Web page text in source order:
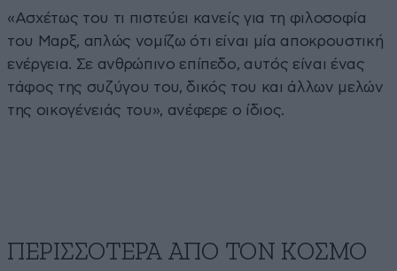
«Ασχέτως του τι πιστεύει κανείς για τη φιλοσοφία
του Μαρξ, απλώς νομίζω ότι είναι μία αποκρουστική
ενέργεια. Σε ανθρώπινο επίπεδο, αυτός είναι ένας
τάφος της συζύγου του, δικός του και άλλων μελών
της οικογένειάς του», ανέφερε ο ίδιος.
ΠΕΡΙΣΣΟΤΕΡΑ ΑΠΟ ΤΟΝ ΚΟΣΜΟ